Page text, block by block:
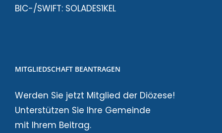
BIC-/SWIFT: SOLADES1KEL
MITGLIEDSCHAFT BEANTRAGEN
Werden Sie jetzt Mitglied der Diözese!
Unterstützen Sie Ihre Gemeinde
mit Ihrem Beitrag.